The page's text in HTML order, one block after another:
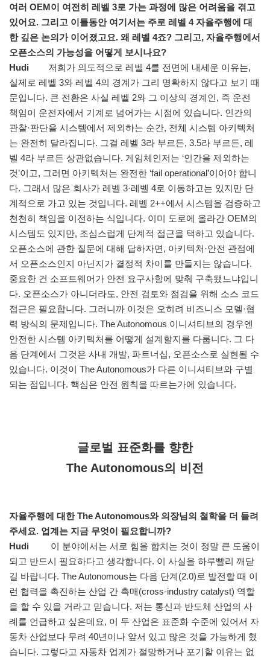
여러 OEM이 여전히 레벨 3로 가는 과정에 많은 어려움을 겪고
있어요. 그리고 이틀동안 여기서는 주로 레벨 4 자율주행에 대
한 깊은 논의가 이어졌고요. 왜 레벨 4죠? 그리고, 자율주행에서
오픈소스의 가능성을 어떻게 보시나요?
Hudi
저희가 의도적으로 레벨 4를 전면에 내세운 이유는,
실제로 레벨 3와 레벨 4의 경계가 그리 명확하지 않다고 보기 때
문입니다. 큰 전환은 사실 레벨 2와 그 이상의 경계인, 즉 운전
책임이 운전자에서 기계로 넘어가는 시점에 있습니다. 인간의
관찰·판단을 시스템에서 제외하는 순간, 전체 시스템 아키텍처
는 완전히 달라집니다. 그걸 레벨 3라 부르든, 3.5라 부르든, 레
벨 4라 부르든 상관없습니다. 게임체인저는 ‘인간을 제외하는
것’이고, 그러면 아키텍처는 완전한 ‘fail operational’이어야 합니
다. 그래서 많은 회사가 레벨 3·레벨 4로 이동하고는 있지만 단
계적으로 가고 있는 것입니다. 레벨 2++에서 시스템을 검증하고
천천히 책임을 이전하는 식입니다. 이미 도로에 올라간 OEM의
시스템도 있지만, 조심스럽게 단계적 접근을 택하고 있습니다.
오픈소스에 관한 질문에 대해 답하자면, 아키텍처·안전 관점에
서 오픈소스인지 아닌지가 결정적 차이를 만들지는 않습니다.
중요한 건 소프트웨어가 안전 요구사항에 맞춰 구축됐느냐입니
다. 오픈소스가 아니더라도, 안전 검토와 점검을 위해 소스 코드
접근은 필요합니다. 그러니까 이것은 오히려 비즈니스 모델·협
력 방식의 문제입니다. The Autonomous 이니셔티브의 경우엔
안전한 시스템 아키텍처를 어떻게 설계할지를 다룹니다. 그 다
음 단계에서 그것은 사내 개발, 파트너십, 오픈소스로 실현될 수
있습니다. 이것이 The Autonomous가 다른 이니셔티브와 구별
되는 점입니다. 핵심은 안전 원칙을 따르는가에 있습니다.
글로벌 표준화를 향한
The Autonomous의 비전
자율주행에 대한 The Autonomous와 의장님의 철학을 더 들려
주세요. 업계는 지금 무엇이 필요합니까?
Hudi
이 분야에서는 서로 힘을 합치는 것이 정말 큰 도움이
되고 반드시 필요하다고 생각합니다. 이 사실을 하루빨리 깨닫
길 바랍니다. The Autonomous는 다음 단계(2.0)로 발전할 때 이
런 협력을 촉진하는 산업 간 촉매(cross-industry catalyst) 역할
을 할 수 있을 거라고 믿습니다. 저는 통신과 반도체 산업의 사
례를 언급하고 싶은데요, 이 두 산업은 표준화 수준에 있어서 자
동차 산업보다 무려 40년이나 앞서 있고 많은 것을 가능하게 했
습니다. 그렇다고 자동차 업계가 절망하거나 포기할 이유는 없